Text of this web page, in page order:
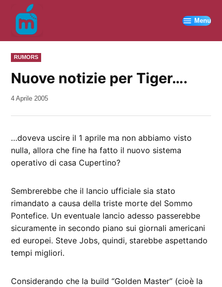
contenuto
Menu
PUBBLICATO
IN
RUMORS
Nuove notizie per Tiger….
da
4 Aprile 2005
…doveva uscire il 1 aprile ma non abbiamo visto
nulla, allora che fine ha fatto il nuovo sistema
operativo di casa Cupertino?
Sembrerebbe che il lancio ufficiale sia stato
rimandato a causa della triste morte del Sommo
Pontefice. Un eventuale lancio adesso passerebbe
sicuramente in secondo piano sui giornali americani
ed europei. Steve Jobs, quindi, starebbe aspettando
tempi migliori.
Considerando che la build “Golden Master” (cioè la